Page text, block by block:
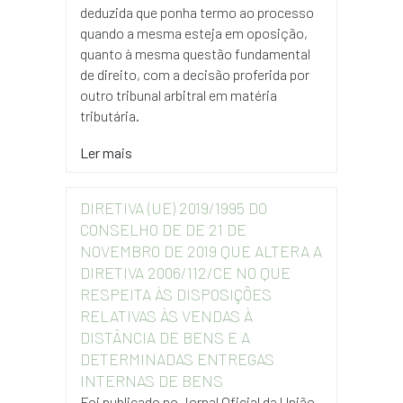
deduzida que ponha termo ao processo
quando a mesma esteja em oposição,
quanto à mesma questão fundamental
de direito, com a decisão proferida por
outro tribunal arbitral em matéria
tributária.
Ler mais
DIRETIVA (UE) 2019/1995 DO
CONSELHO DE DE 21 DE
NOVEMBRO DE 2019 QUE ALTERA A
DIRETIVA 2006/112/CE NO QUE
RESPEITA ÀS DISPOSIÇÕES
RELATIVAS ÀS VENDAS À
DISTÂNCIA DE BENS E A
DETERMINADAS ENTREGAS
INTERNAS DE BENS